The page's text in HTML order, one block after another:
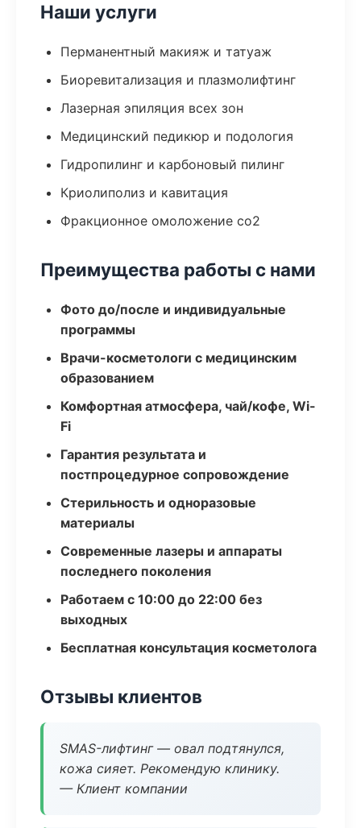
Наши услуги
Перманентный макияж и татуаж
Биоревитализация и плазмолифтинг
Лазерная эпиляция всех зон
Медицинский педикюр и подология
Гидропилинг и карбоновый пилинг
Криолиполиз и кавитация
Фракционное омоложение co2
Преимущества работы с нами
Фото до/после и индивидуальные
программы
Врачи-косметологи с медицинским
образованием
Комфортная атмосфера, чай/кофе, Wi-
Fi
Гарантия результата и
постпроцедурное сопровождение
Стерильность и одноразовые
материалы
Современные лазеры и аппараты
последнего поколения
Работаем с 10:00 до 22:00 без
выходных
Бесплатная консультация косметолога
Отзывы клиентов
SMAS-лифтинг — овал подтянулся,
кожа сияет. Рекомендую клинику.
— Клиент компании